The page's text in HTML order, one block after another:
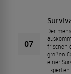
07
Der
frischen
großen
einer